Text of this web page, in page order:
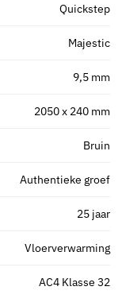
Quickstep
Majestic
9,5 mm
2050 x 240 mm
Bruin
Authentieke groef
25 jaar
Vloerverwarming
AC4 Klasse 32